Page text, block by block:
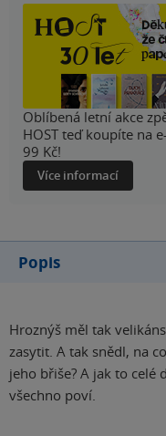
Oblíbená letní akce
HOST teď koupíte na
99 Kč!
Více informací
Popis
Hroznýš měl tak
zasytit. A tak snědl, na
jeho břiše? A jak to celé
všechno poví.